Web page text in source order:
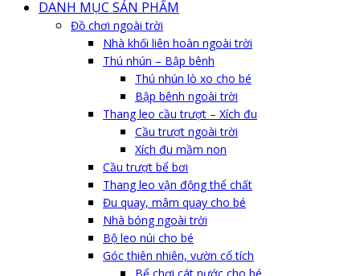
DANH MỤC SẢN PHẨM
Đồ chơi ngoài trời
Nhà khối liên hoàn ngoài trời
Thú nhún – Bập bênh
Thú nhún lò xo cho bé
Bập bênh ngoài trời
Thang leo cầu trượt – Xích đu
Cầu trượt ngoài trời
Xích đu mầm non
Cầu trượt bể bơi
Thang leo vận động thể chất
Đu quay, mâm quay cho bé
Nhà bóng ngoài trời
Bộ leo núi cho bé
Góc thiên nhiên, vườn cổ tích